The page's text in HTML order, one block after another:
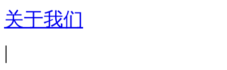
关于我们
|